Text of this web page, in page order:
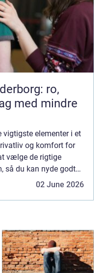
ro,
med mindre
vigtigste elementer i et
og komfort for
vælge de rigtige
så du kan nyde godt
I dette blogindl...
02 June 2026